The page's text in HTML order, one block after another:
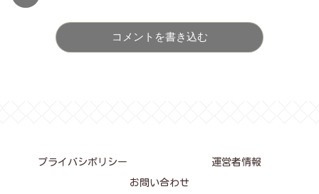
コメントを書き込む
プライバシポリシー 運営者情報
お問い合わせ